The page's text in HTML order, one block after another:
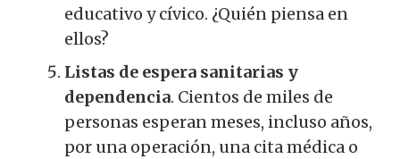
educativo y cívico. ¿Quién piensa en
ellos?
Listas de espera sanitarias y
dependencia. Cientos de miles de
personas esperan meses, incluso años,
por una operación, una cita médica o